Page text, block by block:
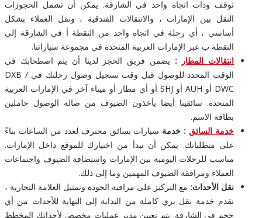
توقف وذات اتجاه واحد في الشارقة. يمكن أن تشمل الحجوزات
النقل بين الإمارات ، والانتقالات الفندقية ، ونقل العملاء بشكل
أساسي ، أي رحلة في اتجاه واحد من النقطة أ في الشارقة إلى
النقطة ب عبر الإمارات العربية المتحدة في مجموعة سياراتنا.
انتقالات المطار
: يضمن فريق الحجز لدينا أن يتم اصطحابك في
الوقت المحدد للوصول قبل وقت تسجيل وصول رحلتك في DXB /
DWC أو AUH أو SHJ أو أي مطار أو ميناء آخر في الإمارات العربية
المتحدة. سائقينا أيضا يأخذون الضيوف من صالة الوصول حاملين
بطاقة الاسم.
خدمة السائق: خدمة سيارات بسائق محترف لعدد من الساعات بناءً
على متطلباتك. يمكن أن تبدأ من اختيارك للموقع داخل الإمارات.
مناسب للرحلات اليومية بين الإمارات واستضافة الضيوف واجتماعات
العملاء ومرافقة الضيوف المهمين وما إلى ذلك.
نقل الأحداث: مع التركيز على مراقبة الجودة وتمثيل العلامة التجارية ،
نقدم خدمة نقل بري كاملة من البداية إلى النهاية للأحداث من أي
حجم في الشارقة. يتم تعيين مدير عمليات مخصص لأحداثك المخطط